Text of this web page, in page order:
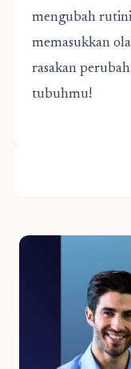
mengubah
memasukkan
rasakan
tubuhmu!